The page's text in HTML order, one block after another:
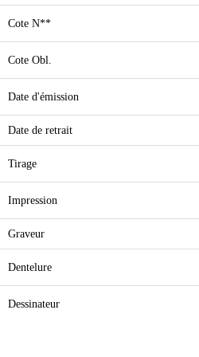
Cote N**
Cote Obl.
Date d'émission
Date de retrait
Tirage
Impression
Graveur
Dentelure
Dessinateur